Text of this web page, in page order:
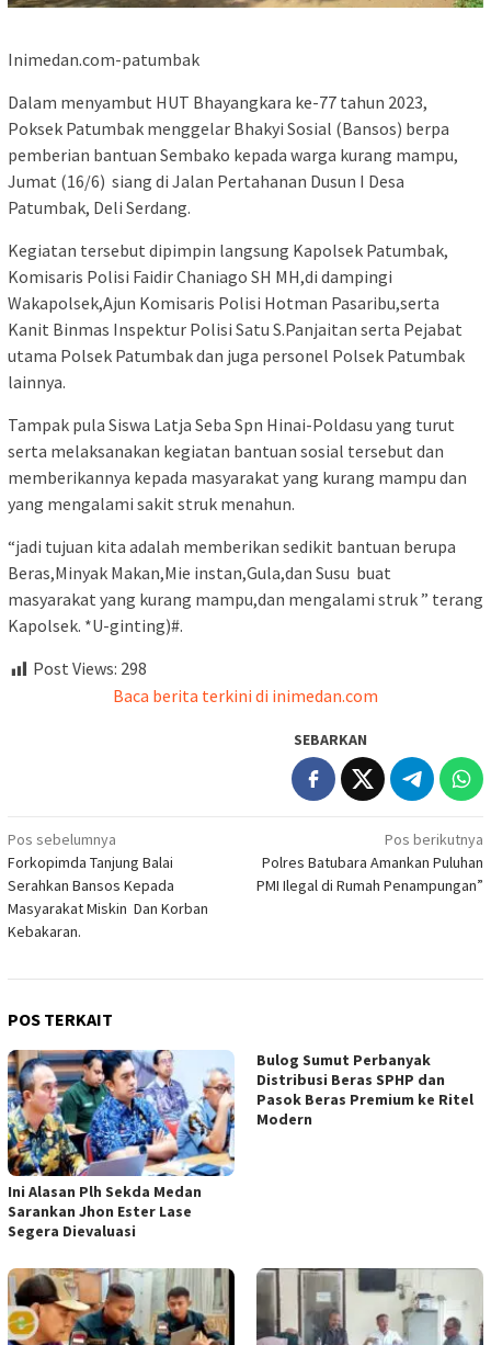
Inimedan.com-patumbak
Dalam menyambut HUT Bhayangkara ke-77 tahun 2023,
Poksek Patumbak menggelar Bhakyi Sosial (Bansos) berpa
pemberian bantuan Sembako kepada warga kurang mampu,
Jumat (16/6) siang di Jalan Pertahanan Dusun I Desa
Patumbak, Deli Serdang.
Kegiatan tersebut dipimpin langsung Kapolsek Patumbak,
Komisaris Polisi Faidir Chaniago SH MH,di dampingi
Wakapolsek,Ajun Komisaris Polisi Hotman Pasaribu,serta
Kanit Binmas Inspektur Polisi Satu S.Panjaitan serta Pejabat
utama Polsek Patumbak dan juga personel Polsek Patumbak
lainnya.
Tampak pula Siswa Latja Seba Spn Hinai-Poldasu yang turut
serta melaksanakan kegiatan bantuan sosial tersebut dan
memberikannya kepada masyarakat yang kurang mampu dan
yang mengalami sakit struk menahun.
“jadi tujuan kita adalah memberikan sedikit bantuan berupa
Beras,Minyak Makan,Mie instan,Gula,dan Susu buat
masyarakat yang kurang mampu,dan mengalami struk ” terang
Kapolsek. *U-ginting)#.
Post Views: 298
Baca berita terkini di inimedan.com
SEBARKAN
Navigasi
pos
Pos sebelumnya
Forkopimda Tanjung Balai
Serahkan Bansos Kepada
Masyarakat Miskin Dan Korban
Kebakaran.
Pos berikutnya
Polres Batubara Amankan Puluhan
PMI Ilegal di Rumah Penampungan”
POS TERKAIT
Ini Alasan Plh Sekda Medan
Sarankan Jhon Ester Lase
Segera Dievaluasi
Bulog Sumut Perbanyak
Distribusi Beras SPHP dan
Pasok Beras Premium ke Ritel
Modern